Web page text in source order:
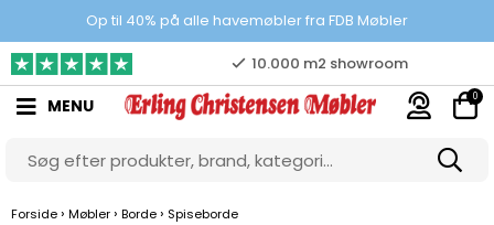
Op til 40% på alle havemøbler fra FDB Møbler
Prisgaranti
10.000 m2 showroom
Gratis & gode parkeringsforhold
MENU 0
Forside › Møbler › Borde › Spiseborde